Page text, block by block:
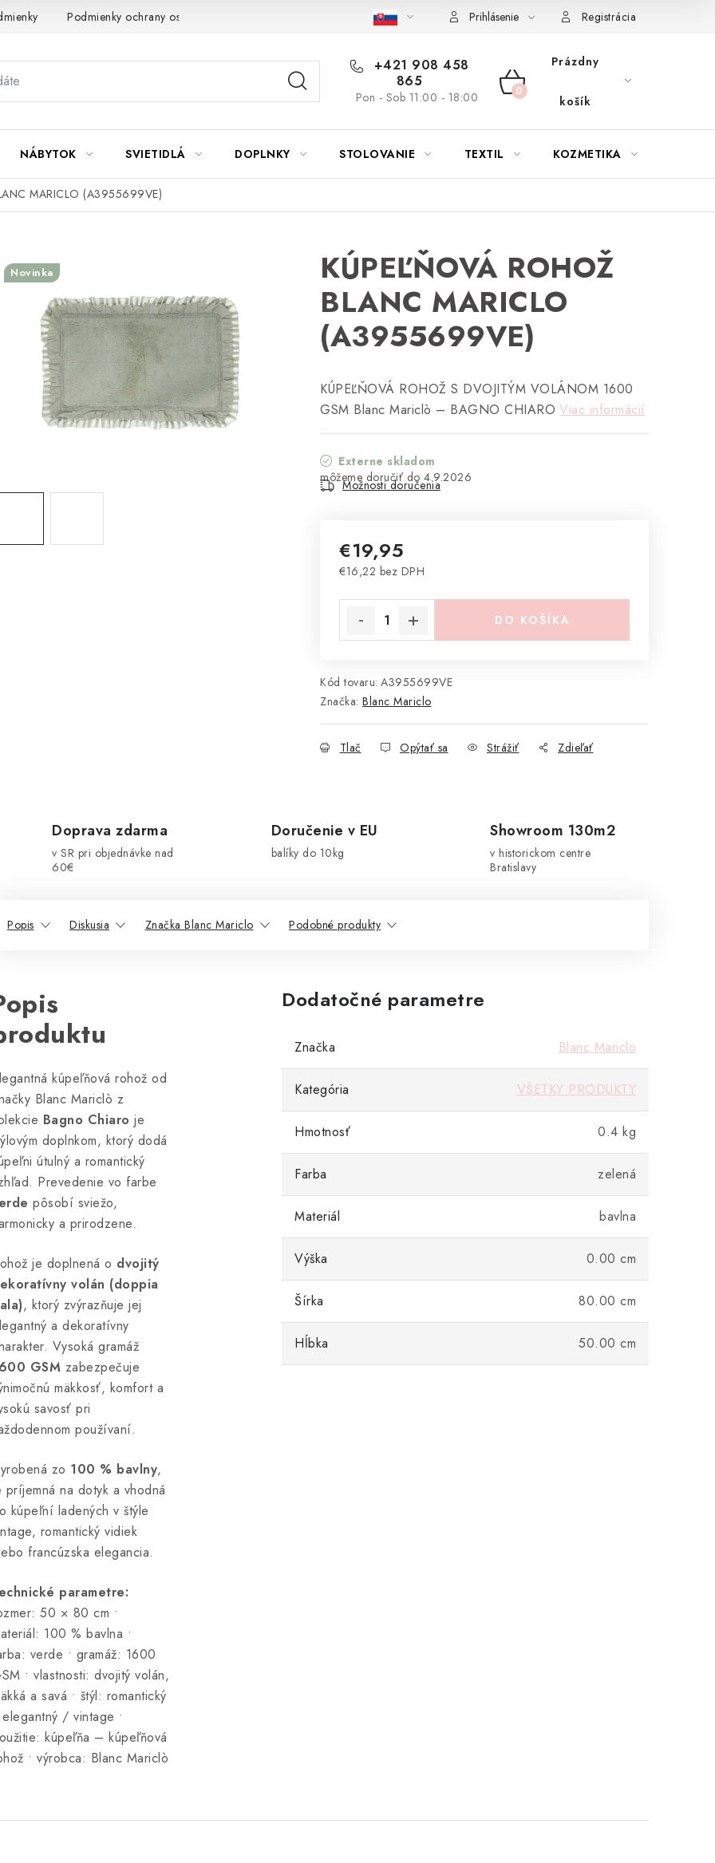
Podmienky ochrany osobných údajov Návod na údržbu nábytku Reklamačný poriadok Pravidlá zliav a akcií
Prihlásenie Registrácia
+421 908 458
865
Pon - Sob 11:00 - 18:00
NÁKUPNÝ
Prázdny
košík
NÁBYTOK SVIETIDLÁ DOPLNKY STOLOVANIE TEXTIL KOZMETIKA
MARICLO (A3955699VE)
KÚPEĽŇOVÁ ROHOŽ
BLANC MARICLO
(A3955699VE)
KÚPEĽŇOVÁ ROHOŽ S DVOJITÝM VOLÁNOM 1600
GSM Blanc Mariclò – BAGNO CHIARO Viac informácií
Externe skladom
4.9.2026
Možnosti doručenia
€19,95
€16,22 bez DPH
DO KOŠÍKA
Kód tovaru: A3955699VE
Značka: Blanc Mariclo
Tlač Opýtať sa Strážiť Zdieľať
Novinka
Doprava zdarma
v SR pri objednávke nad
60€
Doručenie v EU
balíky do 10kg
Showroom 130m2
v historickom centre
Bratislavy
Popis Diskusia Značka Blanc Mariclo Podobné produkty
kúpeľňová rohož od
Blanc Mariclò z
Bagno Chiaro je
doplnkom, ktorý dodá
útulný a romantický
Prevedenie vo farbe
pôsobí sviežo,
a prirodzene.
je doplnená o dvojitý
volán (doppia
, ktorý zvýrazňuje jej
a dekoratívny
Vysoká gramáž
GSM zabezpečuje
mäkkosť, komfort a
savosť pri
používaní.
zo 100 % bavlny,
príjemná na dotyk a vhodná
kúpeľní ladených v štýle
romantický vidiek
francúzska elegancia.
parametre:
50 × 80 cm •
100 % bavlna •
verde • gramáž: 1600
• vlastnosti: dvojitý volán,
a savá • štýl: romantický
/ vintage •
kúpeľňa – kúpeľňová
• výrobca: Blanc Mariclò
Dodatočné parametre
Značka Blanc Mariclo
Kategória VŠETKY PRODUKTY
Hmotnosť 0.4 kg
Farba zelená
Materiál bavlna
Výška 0.00 cm
Šírka 80.00 cm
Hĺbka 50.00 cm